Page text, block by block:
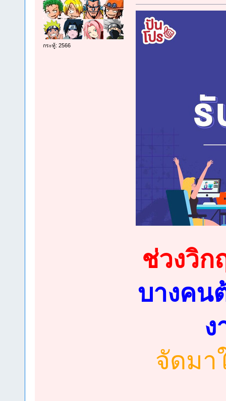
กระทู้: 2566
ช่วงวิก
บางคน
ง
จัดมา